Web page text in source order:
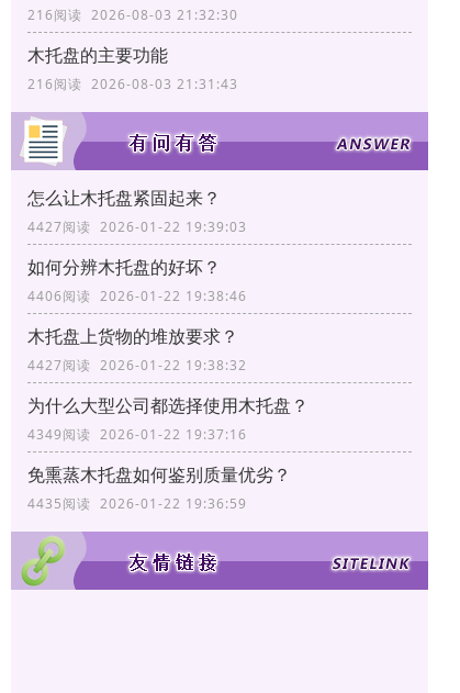
216阅读 2026-08-03 21:32:30
木托盘的主要功能
216阅读 2026-08-03 21:31:43
怎么让木托盘紧固起来？
4427阅读 2026-01-22 19:39:03
如何分辨木托盘的好坏？
4406阅读 2026-01-22 19:38:46
木托盘上货物的堆放要求？
4427阅读 2026-01-22 19:38:32
为什么大型公司都选择使用木托盘？
4349阅读 2026-01-22 19:37:16
免熏蒸木托盘如何鉴别质量优劣？
4435阅读 2026-01-22 19:36:59